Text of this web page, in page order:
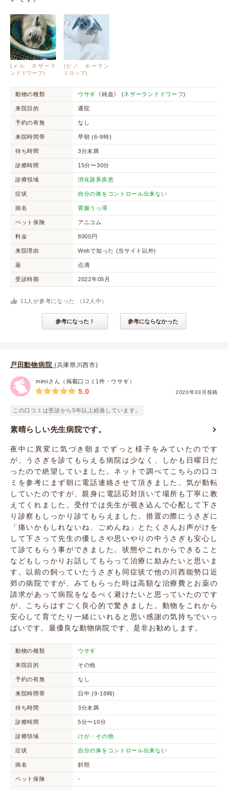
(メル ネザーラ
ンドドワーフ)
(ピノ ホーラン
ドロップ)
動物の種類 ウサギ 《純血》 (ネザーランドドワーフ)
来院目的 通院
予約の有無 なし
来院時間帯 早朝 (6-9時)
待ち時間 3分未満
診療時間 15分〜30分
診療領域 消化器系疾患
症状 自分の体をコントロール出来ない
病名 胃腸うっ滞
ペット保険 アニコム
料金 8000円
来院理由 Webで知った (当サイト以外)
薬 点滴
受診時期 2022年05月
11 人が参考になった （ 12 人中）
参考になった！ 参考にならなかった
戸田動物病院 (兵庫県川西市)
mimiさん（掲載口コミ1件・ウサギ）
2020年03月投稿
5.0
この口コミは受診から5年以上経過しています。
素晴らしい先生病院です。
夜中に異変に気づき朝までずっと様子をみていたのです
が、うさぎを診てもらえる病院は少なく、しかも日曜日だ
ったので絶望していました。ネットで調べてこちらの口コ
ミを参考にまず朝に電話連絡させて頂きました。気が動転
していたのですが、親身に電話応対頂いて場所も丁寧に教
えてくれました。受付では先生が覗き込んで心配して下さ
り診察もしっかり診てもらえました。措置の際にうさぎに
「痛いかもしれないね、ごめんね」とたくさんお声がけを
して下さって先生の優しさや思いやりの中うさぎも安心し
て診てもらう事ができました。状態やこれからできること
などもしっかりお話してもらって治療に励みたいと思いま
す。以前の飼っていたうさぎも同症状で他の川西能勢口近
郊の病院ですが、みてもらった時は高額な治療費とお薬の
請求があって病院をなるべく避けたいと思っていたのです
が、こちらはすごく良心的で驚きました。動物をこれから
安心して育てたり一緒にいれると思い感謝の気持ちでいっ
ぱいです。最優良な動物病院です、是非お勧めします。
動物の種類 ウサギ
来院目的 その他
予約の有無 なし
来院時間帯 日中 (9-18時)
待ち時間 3分未満
診療時間 5分〜10分
診療領域 けが・その他
症状 自分の体をコントロール出来ない
病名 斜頸
ペット保険 -